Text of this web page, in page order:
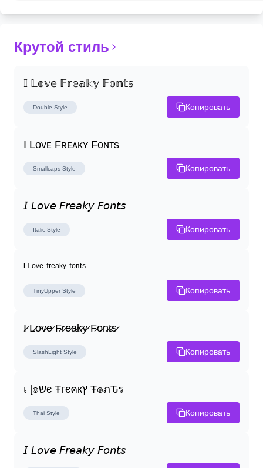
Крутой стиль
𝕀 𝕃𝕠𝕧𝕖 𝔽𝕣𝕖𝕒𝕜𝕪 𝔽𝕠𝕟𝕥𝕤
Double Style Копировать
I Lᴏᴠᴇ Fʀᴇᴀᴋʏ Fᴏɴᴛs
Smallcaps Style Копировать
𝘐 𝘓𝘰𝘷𝘦 𝘍𝘳𝘦𝘢𝘬𝘺 𝘍𝘰𝘯𝘵𝘴
Italic Style Копировать
ᴵ ᴸᵒᵛᵉ ᶠʳᵉᵃᵏʸ ᶠᵒⁿᵗˢ
TinyUpper Style Копировать
I̷ L̷o̷v̷e̷ F̷r̷e̷a̷k̷y̷ F̷o̷n̷t̷s̷
SlashLight Style Копировать
เ ɭ๏שє Ŧгєคкץ Ŧ๏ภԎร
Thai Style Копировать
𝘐 𝘓𝘰𝘷𝘦 𝘍𝘳𝘦𝘢𝘬𝘺 𝘍𝘰𝘯𝘵𝘴